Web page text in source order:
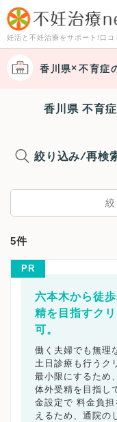
妊活と不妊治療をサポート!口コ
香川県 不育症
香川県 不育
絞り込み/再検
5件
PR
六本木から徒
精を目指すク
可。
働く夫婦でも無理
土日診療も行うク
最小限にするため
体外受精を目指し
金設定で 料金負
えるため、通院の